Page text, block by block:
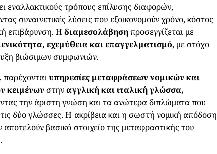
εναλλακτικούς τρόπους επίλυσης διαφορών,
συναινετικές λύσεις που εξοικονομούν χρόνο, κόστος
επιβάρυνση. Ηδιαμεσολάβησηπροσεγγίζεται με
εχεμύθεια και επαγγελματισμό, με στόχο
βιώσιμων συμφωνιών.
παρέχονταιυπηρεσίες μεταφράσεων νομικών και
κειμένων στηναγγλική και ιταλική γλώσσα,
την άριστη γνώση και τα ανώτερα διπλώματα που
δύο γλώσσες. Η ακρίβεια και η σωστή νομική απόδοση
βασικό στοιχείο της μεταφραστικής του